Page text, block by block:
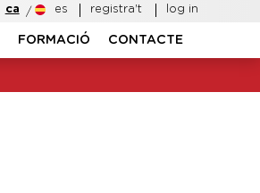
ca es registra't log in
FORMACIÓ CONTACTE